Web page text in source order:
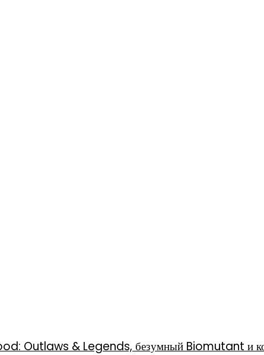
Outlaws & Legends, безумный Biomutant и